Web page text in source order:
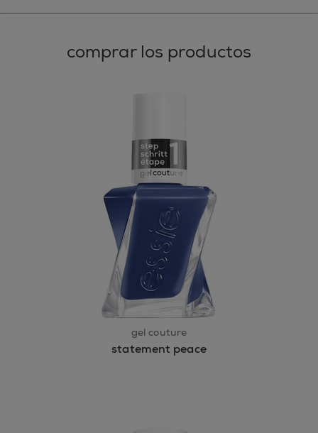
comprar los productos
gel couture
statement peace